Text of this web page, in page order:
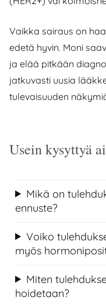
Vaikka sairaus on
edetä hyvin. Moni
ja elää pitkään
jatkuvasti uusia
tulevaisuuden
Usein kysyttyä
Mikä on
ennuste?
Voiko
myös
Miten
hoidetaan?